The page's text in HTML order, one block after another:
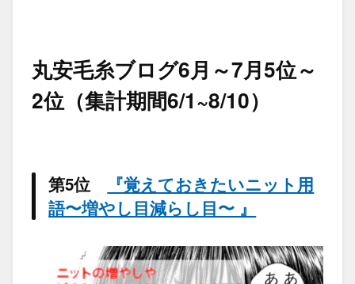
丸安毛糸ブログ6月～7月5位～
2位（集計期間6/1~8/10）
第5位
『覚えておきたいニット用
語〜増やし目減らし目〜 』